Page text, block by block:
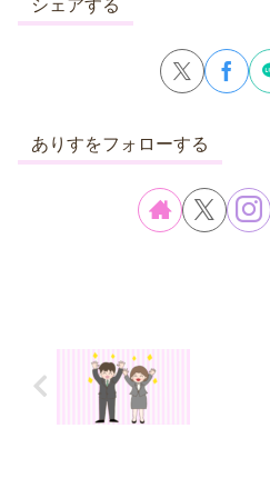
シェアする
ありすをフォローする